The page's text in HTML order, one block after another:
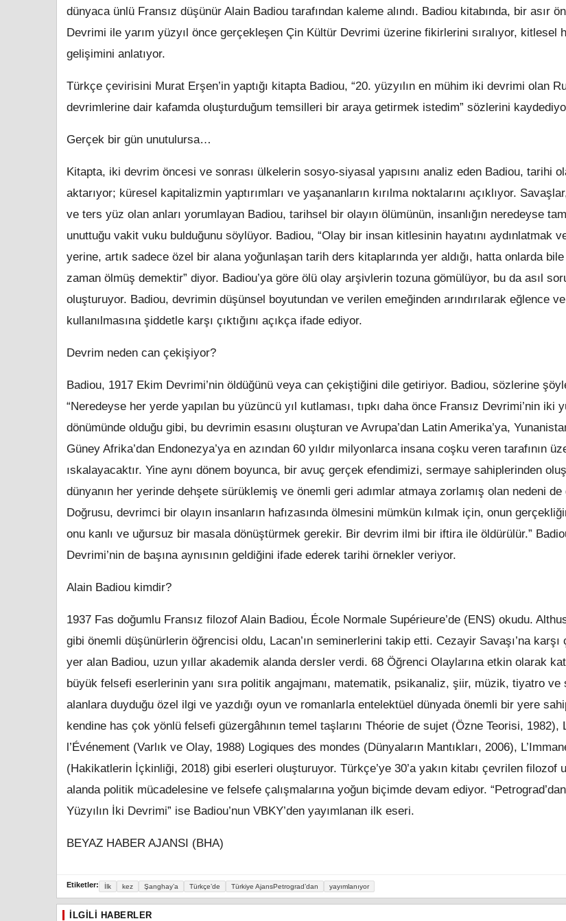
dünyaca ünlü Fransız düşünür Alain Badiou tarafından kaleme alındı. Badiou kitabında, bir asır
Devrimi ile yarım yüzyıl önce gerçekleşen Çin Kültür Devrimi üzerine fikirlerini sıralıyor, kitlesel
gelişimini anlatıyor.
Türkçe çevirisini Murat Erşen’in yaptığı kitapta Badiou, “20. yüzyılın en mühim iki devrimi olan
devrimlerine dair kafamda oluşturduğum temsilleri bir araya getirmek istedim” sözlerini
Gerçek bir gün unutulursa…
Kitapta, iki devrim öncesi ve sonrası ülkelerin sosyo-siyasal yapısını analiz eden Badiou, tarihi
aktarıyor; küresel kapitalizmin yaptırımları ve yaşananların kırılma noktalarını açıklıyor.
ve ters yüz olan anları yorumlayan Badiou, tarihsel bir olayın ölümünün, insanlığın neredeyse
unuttuğu vakit vuku bulduğunu söylüyor. Badiou, “Olay bir insan kitlesinin hayatını aydınlatmak
yerine, artık sadece özel bir alana yoğunlaşan tarih ders kitaplarında yer aldığı, hatta onlarda bile
zaman ölmüş demektir” diyor. Badiou’ya göre ölü olay arşivlerin tozuna gömülüyor, bu da asıl
oluşturuyor. Badiou, devrimin düşünsel boyutundan ve verilen emeğinden arındırılarak eğlence
kullanılmasına şiddetle karşı çıktığını açıkça ifade ediyor.
Devrim neden can çekişiyor?
Badiou, 1917 Ekim Devrimi’nin öldüğünü veya can çekiştiğini dile getiriyor. Badiou, sözlerine
“Neredeyse her yerde yapılan bu yüzüncü yıl kutlaması, tıpkı daha önce Fransız Devrimi’nin iki
dönümünde olduğu gibi, bu devrimin esasını oluşturan ve Avrupa’dan Latin Amerika’ya,
Güney Afrika’dan Endonezya’ya en azından 60 yıldır milyonlarca insana coşku veren tarafının
ıskalayacaktır. Yine aynı dönem boyunca, bir avuç gerçek efendimizi, sermaye sahiplerinden
dünyanın her yerinde dehşete sürüklemiş ve önemli geri adımlar atmaya zorlamış olan nedeni
Doğrusu, devrimci bir olayın insanların hafızasında ölmesini mümkün kılmak için, onun
onu kanlı ve uğursuz bir masala dönüştürmek gerekir. Bir devrim ilmi bir iftira ile öldürülür.”
Devrimi’nin de başına aynısının geldiğini ifade ederek tarihi örnekler veriyor.
Alain Badiou kimdir?
1937 Fas doğumlu Fransız filozof Alain Badiou, École Normale Supérieure’de (ENS) okudu.
gibi önemli düşünürlerin öğrencisi oldu, Lacan’ın seminerlerini takip etti. Cezayir Savaşı’na karşı
yer alan Badiou, uzun yıllar akademik alanda dersler verdi. 68 Öğrenci Olaylarına etkin olarak
büyük felsefi eserlerinin yanı sıra politik angajmanı, matematik, psikanaliz, şiir, müzik, tiyatro ve
alanlara duyduğu özel ilgi ve yazdığı oyun ve romanlarla entelektüel dünyada önemli bir yere
kendine has çok yönlü felsefi güzergâhının temel taşlarını Théorie de sujet (Özne Teorisi, 1982),
l’Événement (Varlık ve Olay, 1988) Logiques des mondes (Dünyaların Mantıkları, 2006),
(Hakikatlerin İçkinliği, 2018) gibi eserleri oluşturuyor. Türkçe’ye 30’a yakın kitabı çevrilen filozof
alanda politik mücadelesine ve felsefe çalışmalarına yoğun biçimde devam ediyor.
Yüzyılın İki Devrimi” ise Badiou’nun VBKY’den yayımlanan ilk eseri.
BEYAZ HABER AJANSI (BHA)
Etiketler: İlk kez Şanghay’a Türkçe’de Türkiye AjansPetrograd’dan yayımlanıyor
İLGILI HABERLER